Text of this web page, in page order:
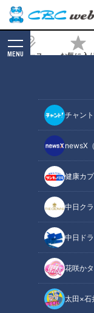
ニュース お気に入
MENU
チャント
newsX
健康カ
中日ク
中日ド
花咲か
太田×石
軽トラで北
の地元グル
2024/11/15 18:00